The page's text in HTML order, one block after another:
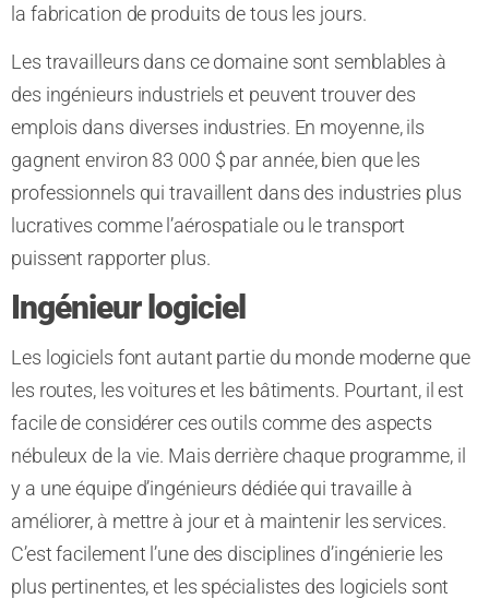
la fabrication de produits de tous les jours.
Les travailleurs dans ce domaine sont semblables à
des ingénieurs industriels et peuvent trouver des
emplois dans diverses industries. En moyenne, ils
gagnent environ 83 000 $ par année, bien que les
professionnels qui travaillent dans des industries plus
lucratives comme l’aérospatiale ou le transport
puissent rapporter plus.
Ingénieur logiciel
Les logiciels font autant partie du monde moderne que
les routes, les voitures et les bâtiments. Pourtant, il est
facile de considérer ces outils comme des aspects
nébuleux de la vie. Mais derrière chaque programme, il
y a une équipe d’ingénieurs dédiée qui travaille à
améliorer, à mettre à jour et à maintenir les services.
C’est facilement l’une des disciplines d’ingénierie les
plus pertinentes, et les spécialistes des logiciels sont